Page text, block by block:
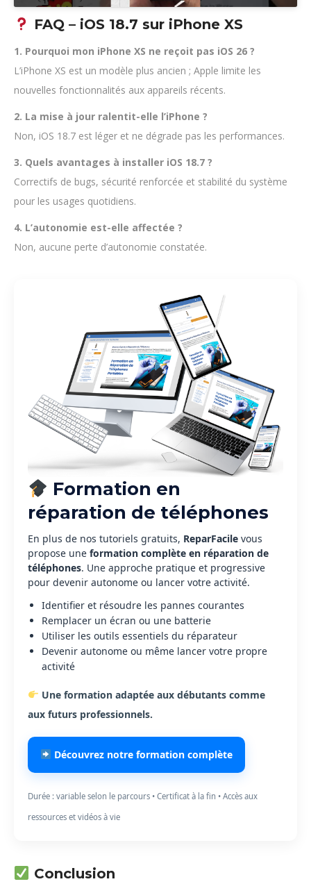
FAQ – iOS 18.7 sur iPhone XS
1. Pourquoi mon iPhone XS ne reçoit pas iOS 26 ?
L’iPhone XS est un modèle plus ancien ; Apple limite les
nouvelles fonctionnalités aux appareils récents.
2. La mise à jour ralentit-elle l’iPhone ?
Non, iOS 18.7 est léger et ne dégrade pas les performances.
3. Quels avantages à installer iOS 18.7 ?
Correctifs de bugs, sécurité renforcée et stabilité du système
pour les usages quotidiens.
4. L’autonomie est-elle affectée ?
Non, aucune perte d’autonomie constatée.
Formation en
réparation de téléphones
En plus de nos tutoriels gratuits, ReparFacile vous
propose une formation complète en réparation de
téléphones. Une approche pratique et progressive
pour devenir autonome ou lancer votre activité.
Identifier et résoudre les pannes courantes
Remplacer un écran ou une batterie
Utiliser les outils essentiels du réparateur
Devenir autonome ou même lancer votre propre
activité
Une formation adaptée aux débutants comme
aux futurs professionnels.
Découvrez notre formation complète
Durée : variable selon le parcours • Certificat à la fin • Accès aux
ressources et vidéos à vie
Conclusion